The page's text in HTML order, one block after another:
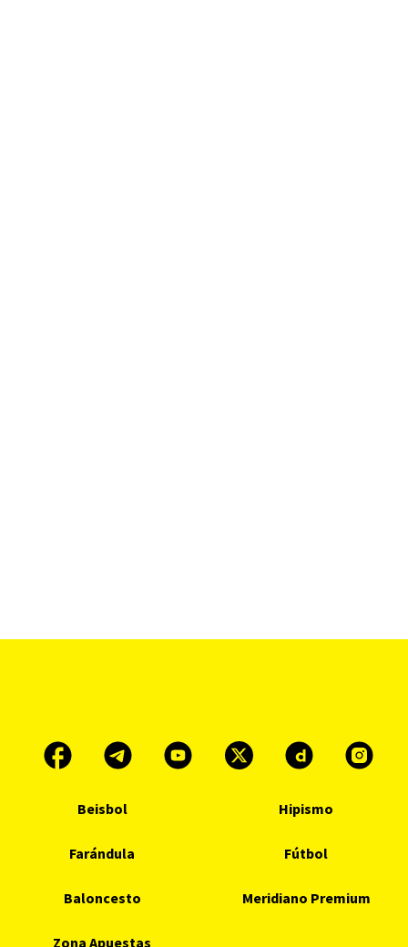
Beisbol Hipismo
Farándula Fútbol
Baloncesto Meridiano Premium
Zona Apuestas